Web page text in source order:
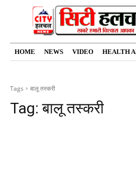
HOME NEWS VIDEO HEALTH
Tags बालू तस्करी
Tag:बालू तस्करी